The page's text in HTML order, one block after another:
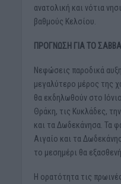
ανατολική και νότια
βαθμούς Κελσίου.
ΠΡΟΓΝΩΣΗ ΓΙΑ ΤΟ
Νεφώσεις παροδικά
μεγαλύτερο μέρος της
θα εκδηλωθούν στο
Θράκη, τις Κυκλάδες, την
και τα Δωδεκάνησα. Τα
Αιγαίο και τα
το μεσημέρι θα
Η ορατότητα τις